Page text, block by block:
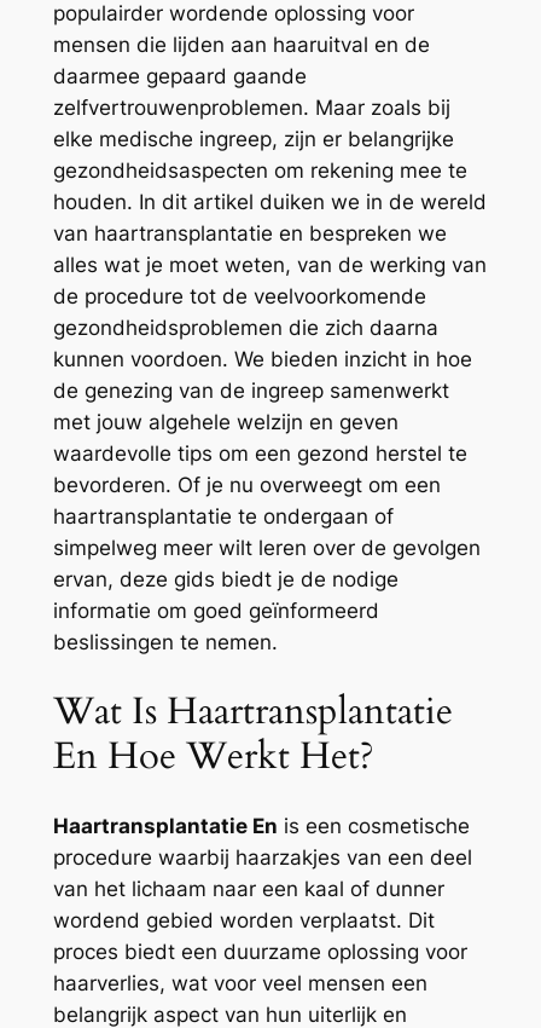
populairder wordende oplossing voor
mensen die lijden aan haaruitval en de
daarmee gepaard gaande
zelfvertrouwenproblemen. Maar zoals bij
elke medische ingreep, zijn er belangrijke
gezondheidsaspecten om rekening mee te
houden. In dit artikel duiken we in de wereld
van haartransplantatie en bespreken we
alles wat je moet weten, van de werking van
de procedure tot de veelvoorkomende
gezondheidsproblemen die zich daarna
kunnen voordoen. We bieden inzicht in hoe
de genezing van de ingreep samenwerkt
met jouw algehele welzijn en geven
waardevolle tips om een gezond herstel te
bevorderen. Of je nu overweegt om een
haartransplantatie te ondergaan of
simpelweg meer wilt leren over de gevolgen
ervan, deze gids biedt je de nodige
informatie om goed geïnformeerd
beslissingen te nemen.
Wat Is Haartransplantatie
En Hoe Werkt Het?
Haartransplantatie En is een cosmetische
procedure waarbij haarzakjes van een deel
van het lichaam naar een kaal of dunner
wordend gebied worden verplaatst. Dit
proces biedt een duurzame oplossing voor
haarverlies, wat voor veel mensen een
belangrijk aspect van hun uiterlijk en